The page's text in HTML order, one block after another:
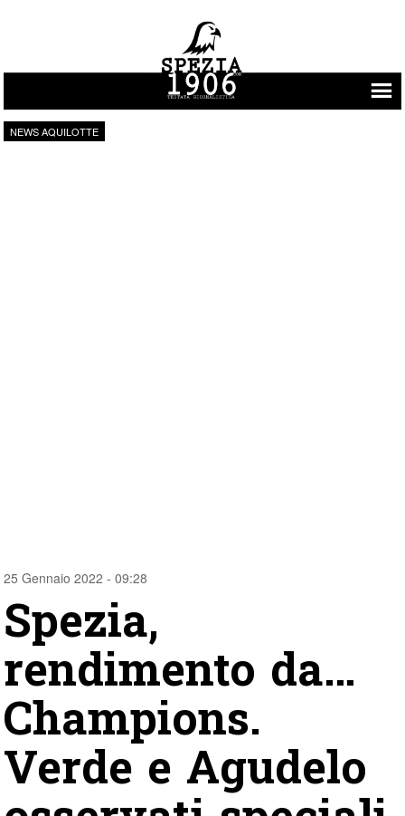
Vai al contenuto
NEWS AQUILOTTE
25 Gennaio 2022 - 09:28
Spezia,
rendimento da…
Champions.
Verde e Agudelo